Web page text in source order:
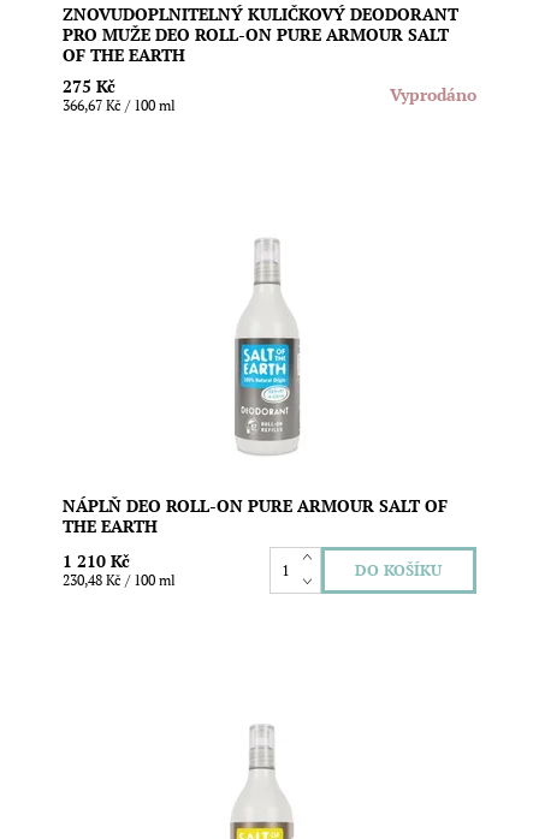
ZNOVUDOPLNITELNÝ KULIČKOVÝ DEODORANT
PRO MUŽE DEO ROLL-ON PURE ARMOUR SALT
OF THE EARTH
275 Kč
366,67 Kč / 100 ml Vyprodáno
Ušetřete životní prostředí i svoji peněženku díky
speciální náplni s mužnou vůní vetiveru a citrusů pro
novou generaci kuličkových deodorantů Salt of The
Earth. Doplníte s ní až 7 deodorantů. Vegan složení.
Skladem
Salt of the Earth
NÁPLŇ DEO ROLL-ON PURE ARMOUR SALT OF
THE EARTH
1 210 Kč
230,48 Kč / 100 ml
Ušetřete životní prostředí i svoji peněženku díky
speciální náplni s unisex vůní ambry a santalového
dřeva pro novou generaci kuličkových deodorantů Salt
of The Earth. Doplníte s ní až 7 deodorantů. Vegan
složení. Objem: 525 ml